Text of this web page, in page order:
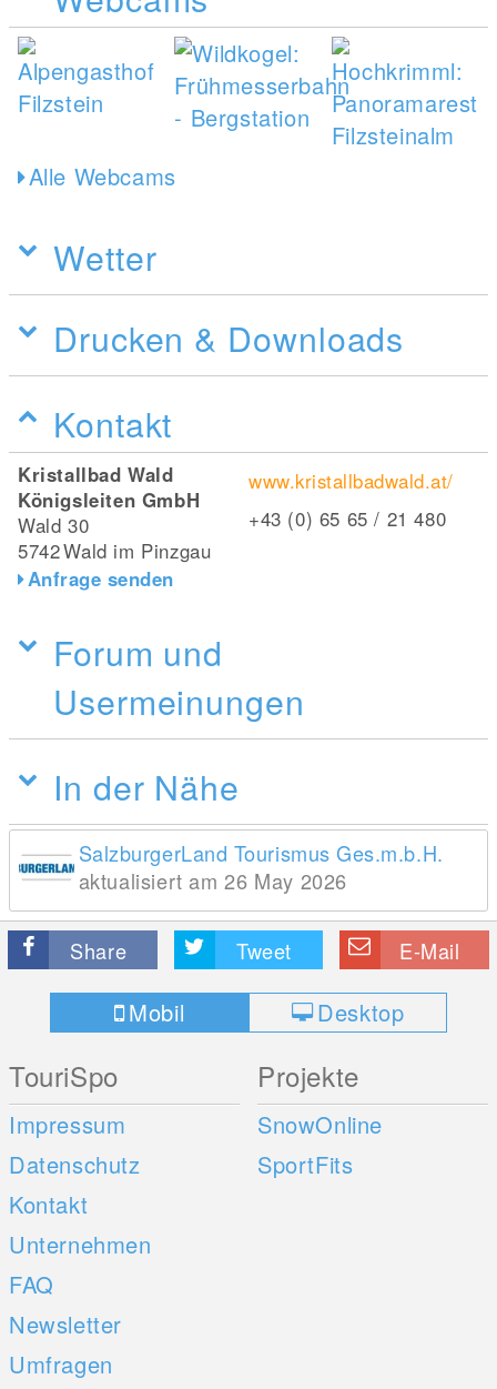
Alle Webcams
Wetter
Drucken & Downloads
Kontakt
Kristallbad Wald
Königsleiten GmbH
Wald 30
5742Wald im Pinzgau
Anfrage senden
www.kristallbadwald.at/
+43 (0) 65 65 / 21 480
Forum und
Usermeinungen
In der Nähe
SalzburgerLand Tourismus Ges.m.b.H.
aktualisiert am 26 May 2026
Share Tweet E-Mail
Mobil Desktop
TouriSpo
Impressum
Datenschutz
Kontakt
Unternehmen
FAQ
Newsletter
Umfragen
Projekte
SnowOnline
SportFits